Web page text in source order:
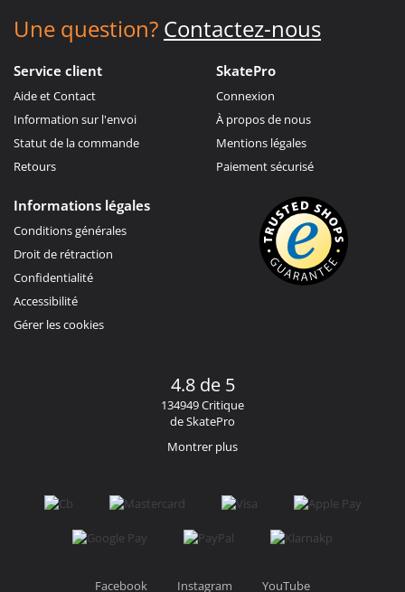
Une question? Contactez-nous
Service client
Aide et Contact
Information sur l'envoi
Statut de la commande
Retours
SkatePro
Connexion
À propos de nous
Mentions légales
Paiement sécurisé
Informations légales
Conditions générales
Droit de rétraction
Confidentialité
Accessibilité
Gérer les cookies
4.8 de 5
134949 Critique
de SkatePro
Montrer plus
Facebook Instagram YouTube